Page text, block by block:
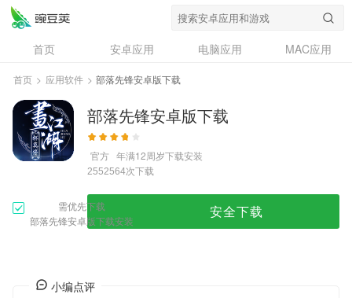
首页 安卓应用 电脑应用
MAC应用
资讯
专题
问答
首页 > 应用软件 > 部落先锋安卓版下载
部落先锋安卓版下载
官方 年满12周岁下载安装
2552564次下载
需优先下载
部落先锋安卓版下载安装
安全下载
小编点评